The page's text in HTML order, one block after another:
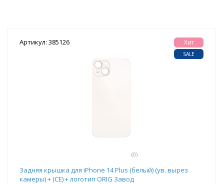
Артикул: 385126
(0)
Хит
SALE
Задняя крышка для iPhone 14 Plus (белый) (ув. вырез
камеры) + (СЕ) + логотип ORIG Завод